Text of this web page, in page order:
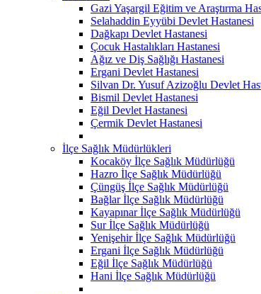
Gazi Yaşargil Eğitim ve Araştırma
Selahaddin Eyyübi Devlet Hastanesi
Dağkapı Devlet Hastanesi
Çocuk Hastalıkları Hastanesi
Ağız ve Diş Sağlığı Hastanesi
Ergani Devlet Hastanesi
Silvan Dr. Yusuf Azizoğlu Devlet
Bismil Devlet Hastanesi
Eğil Devlet Hastanesi
Çermik Devlet Hastanesi
İlçe Sağlık Müdürlükleri
Kocaköy İlçe Sağlık Müdürlüğü
Hazro İlçe Sağlık Müdürlüğü
Çüngüş İlçe Sağlık Müdürlüğü
Bağlar İlçe Sağlık Müdürlüğü
Kayapınar İlçe Sağlık Müdürlüğü
Sur İlçe Sağlık Müdürlüğü
Yenişehir İlçe Sağlık Müdürlüğü
Ergani İlçe Sağlık Müdürlüğü
Eğil İlçe Sağlık Müdürlüğü
Hani İlçe Sağlık Müdürlüğü